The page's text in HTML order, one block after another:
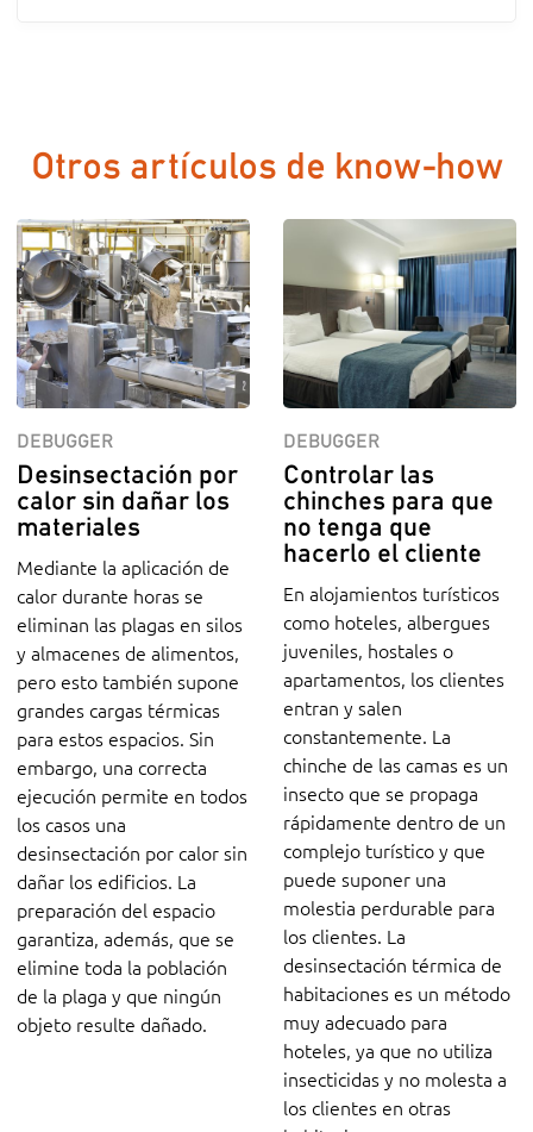
Otros artículos de know-how
DEBUGGER
Desinsectación por
calor sin dañar los
materiales
Mediante la aplicación de
calor durante horas se
eliminan las plagas en silos
y almacenes de alimentos,
pero esto también supone
grandes cargas térmicas
para estos espacios. Sin
embargo, una correcta
ejecución permite en todos
los casos una
desinsectación por calor sin
dañar los edificios. La
preparación del espacio
garantiza, además, que se
elimine toda la población
de la plaga y que ningún
objeto resulte dañado.
DEBUGGER
Controlar las
chinches para que
no tenga que
hacerlo el cliente
En alojamientos turísticos
como hoteles, albergues
juveniles, hostales o
apartamentos, los clientes
entran y salen
constantemente. La
chinche de las camas es un
insecto que se propaga
rápidamente dentro de un
complejo turístico y que
puede suponer una
molestia perdurable para
los clientes. La
desinsectación térmica de
habitaciones es un método
muy adecuado para
hoteles, ya que no utiliza
insecticidas y no molesta a
los clientes en otras